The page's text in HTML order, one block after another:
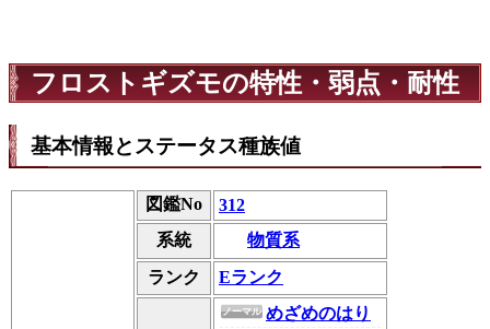
フロストギズモの特性・弱点・耐性
基本情報とステータス種族値
図鑑No
312
系統
物質系
ランク Eランク
ノーマル めざめのはり